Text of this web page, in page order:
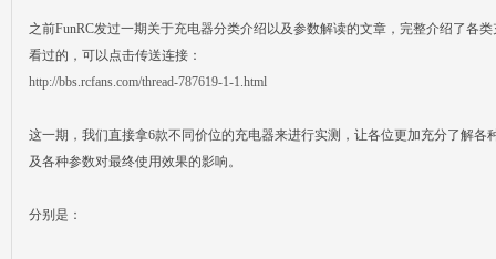
之前FunRC发过一期关于充电器分类介绍以及参数解读的文章，完整介绍了各
看过的，可以点击传送连接：
http://bbs.rcfans.com/thread-787619-1-1.html
这一期，我们直接拿6款不同价位的充电器来进行实测，让各位更加充分了解各
及各种参数对最终使用效果的影响。
分别是：